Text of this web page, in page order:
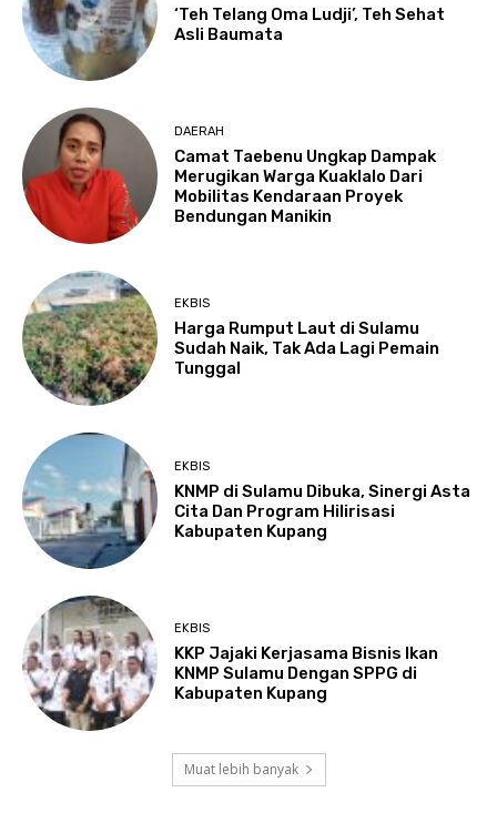
‘Teh Telang Oma Ludji’, Teh Sehat
Asli Baumata
DAERAH
Camat Taebenu Ungkap Dampak
Merugikan Warga Kuaklalo Dari
Mobilitas Kendaraan Proyek
Bendungan Manikin
EKBIS
Harga Rumput Laut di Sulamu
Sudah Naik, Tak Ada Lagi Pemain
Tunggal
EKBIS
KNMP di Sulamu Dibuka, Sinergi Asta
Cita Dan Program Hilirisasi
Kabupaten Kupang
EKBIS
KKP Jajaki Kerjasama Bisnis Ikan
KNMP Sulamu Dengan SPPG di
Kabupaten Kupang
Muat lebih banyak